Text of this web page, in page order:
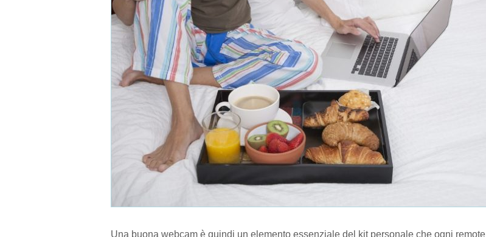
Una buona webcam è quindi un elemento essenziale del kit personale che ogni remote